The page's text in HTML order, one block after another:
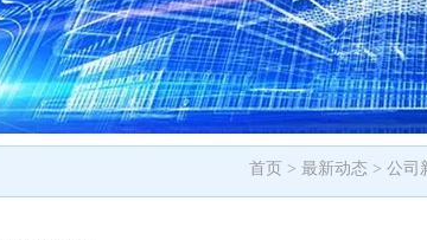
首页 > 最新动态 > 公司